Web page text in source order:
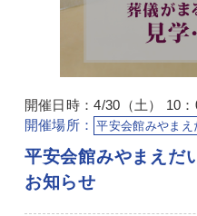
開催日時：4/30（土） 10
開催場所：
平安会館みやまえ
平安会館みやまえ
お知らせ